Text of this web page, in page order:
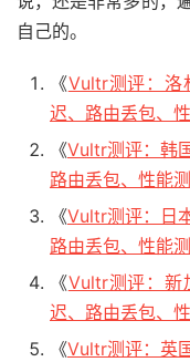
自己的。
《Vultr测评：洛
迟、路由丢包、
《Vultr测评：韩
路由丢包、性能
《Vultr测评：日
路由丢包、性能
《Vultr测评：新
迟、路由丢包、
《Vultr测评：英